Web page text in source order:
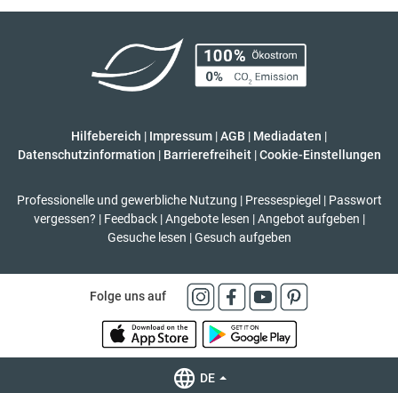
Hilfebereich | Impressum |AGB | Mediadaten |
Datenschutzinformation | Barrierefreiheit | Cookie-Einstellungen
Professionelle und gewerbliche Nutzung | Pressespiegel | Passwort
vergessen? | Feedback | Angebote lesen | Angebot aufgeben |
Gesuche lesen | Gesuch aufgeben
Folge uns auf
DE